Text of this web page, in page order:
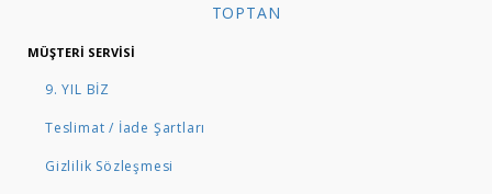
TOPTAN
MÜŞTERI SERVISI
9. YIL BİZ
Teslimat / İade Şartları
Gizlilik Sözleşmesi